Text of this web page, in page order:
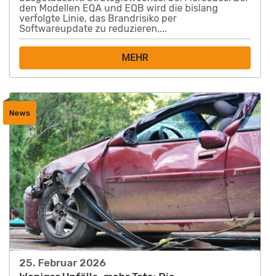
den Modellen EQA und EQB wird die bislang
verfolgte Linie, das Brandrisiko per
Softwareupdate zu reduzieren,...
MEHR
25. Februar 2026
News